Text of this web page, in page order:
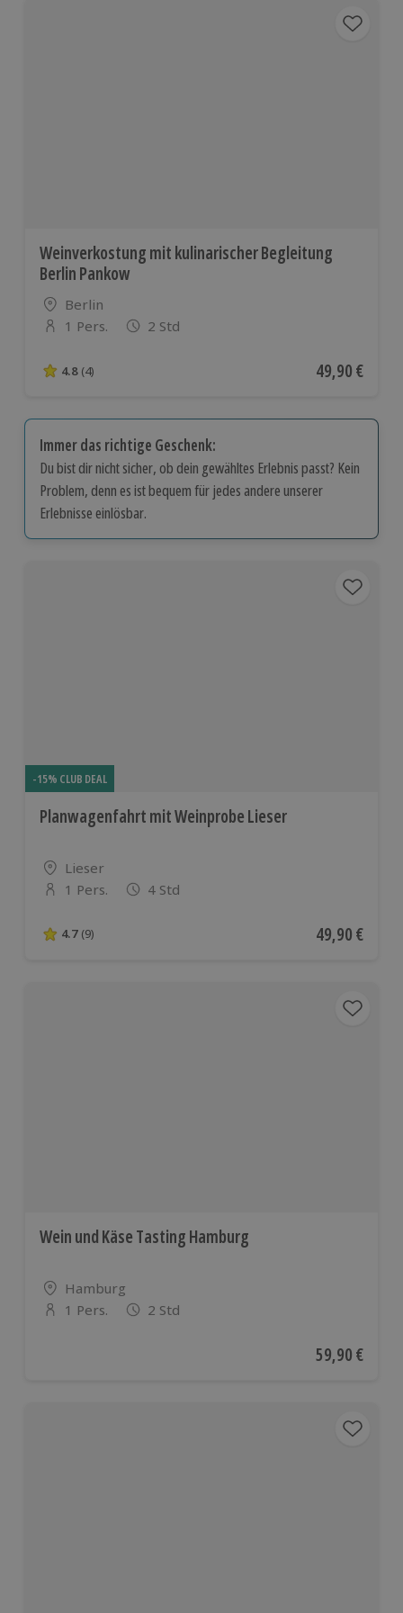
Weinverkostung mit kulinarischer Begleitung
Berlin Pankow
Standort
Berlin
Anzahl der Teilnehmer
1 Pers. 2 Std
4.8 von 5 Sternen basierend auf 4 Bewertungen
4.8 (4) Aktueller
49,90 €
Immer das richtige Geschenk:
Du bist dir nicht sicher, ob dein gewähltes Erlebnis passt? Kein
Problem, denn es ist bequem für jedes andere unserer
Erlebnisse einlösbar.
-15% CLUB DEAL
Planwagenfahrt mit Weinprobe Lieser
Standort
Lieser
Anzahl der Teilnehmer
1 Pers. 4 Std
4.7 von 5 Sternen basierend auf 9 Bewertungen
4.7 (9) Aktueller
49,90 €
Wein und Käse Tasting Hamburg
Standort
Hamburg
Anzahl der Teilnehmer
1 Pers. 2 Std
Aktueller
59,90 €